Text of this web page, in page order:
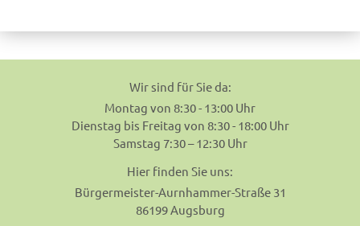
Wir sind für Sie da:
Montag von 8:30 - 13:00 Uhr
Dienstag bis Freitag von 8:30 - 18:00 Uhr
Samstag 7:30 – 12:30 Uhr
Hier finden Sie uns:
Bürgermeister-Aurnhammer-Straße 31
86199 Augsburg